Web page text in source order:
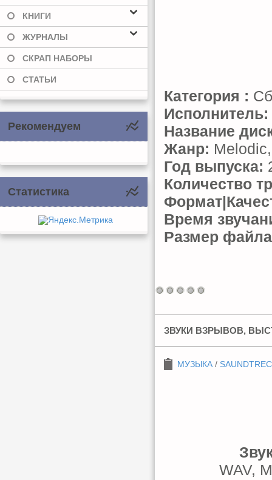
КНИГИ
ЖУРНАЛЫ
СКРАП НАБОРЫ
СТАТЬИ
Рекомендуем
Статистика
Категория :
Исполнитель:
Название
Жанр:
Год выпуска:
Количество
Время
Размер
ЗВУКИ ВЗРЫВОВ,
МУЗЫКА /
WAV,